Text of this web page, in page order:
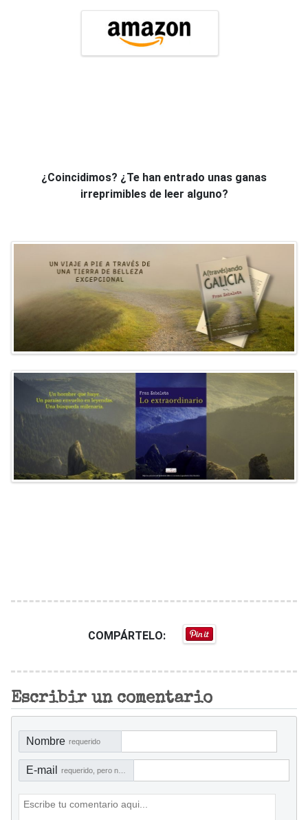
¿Coincidimos? ¿Te han entrado unas ganas
irreprimibles de leer alguno?
COMPÁRTELO:
Escribir un comentario
Nombre requerido
E-mail